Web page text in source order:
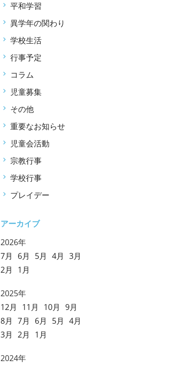
平和学習
異学年の関わり
学校生活
行事予定
コラム
児童募集
その他
重要なお知らせ
児童会活動
宗教行事
学校行事
プレイデー
アーカイブ
2026年
7月
6月 5月 4月 3月
2月
1月
2025年
12月
11月 10月 9月
8月 7月 6月 5月 4月
3月 2月 1月
2024年